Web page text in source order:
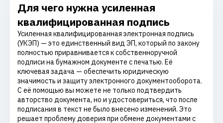
Для чего нужна усиленная
квалифицированная подпись
Усиленная квалифицированная электронная подпись
(УКЭП) — это единственный вид ЭП, который по закону
полностью приравнивается к собственноручной
подписи на бумажном документе с печатью. Её
ключевая задача — обеспечить юридическую
значимость и защиту электронного документооборота.
С её помощью вы можете не только подтвердить
авторство документа, но и удостовериться, что после
подписания в текст не было внесено изменений. Это
решает проблему доверия при обмене документами с